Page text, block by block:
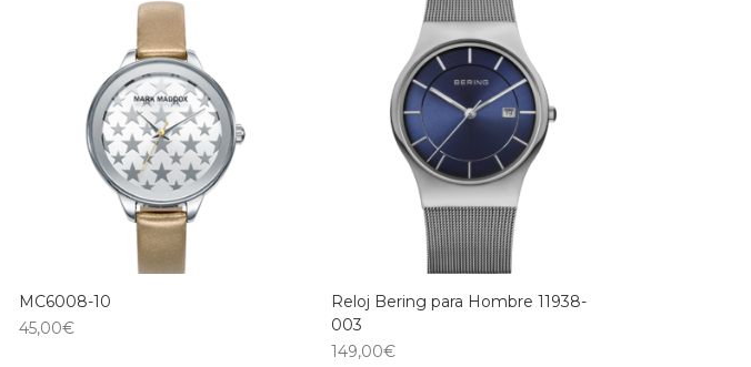
MC6008-10
45,00€
Reloj Bering para Hombre 11938-
003
149,00€